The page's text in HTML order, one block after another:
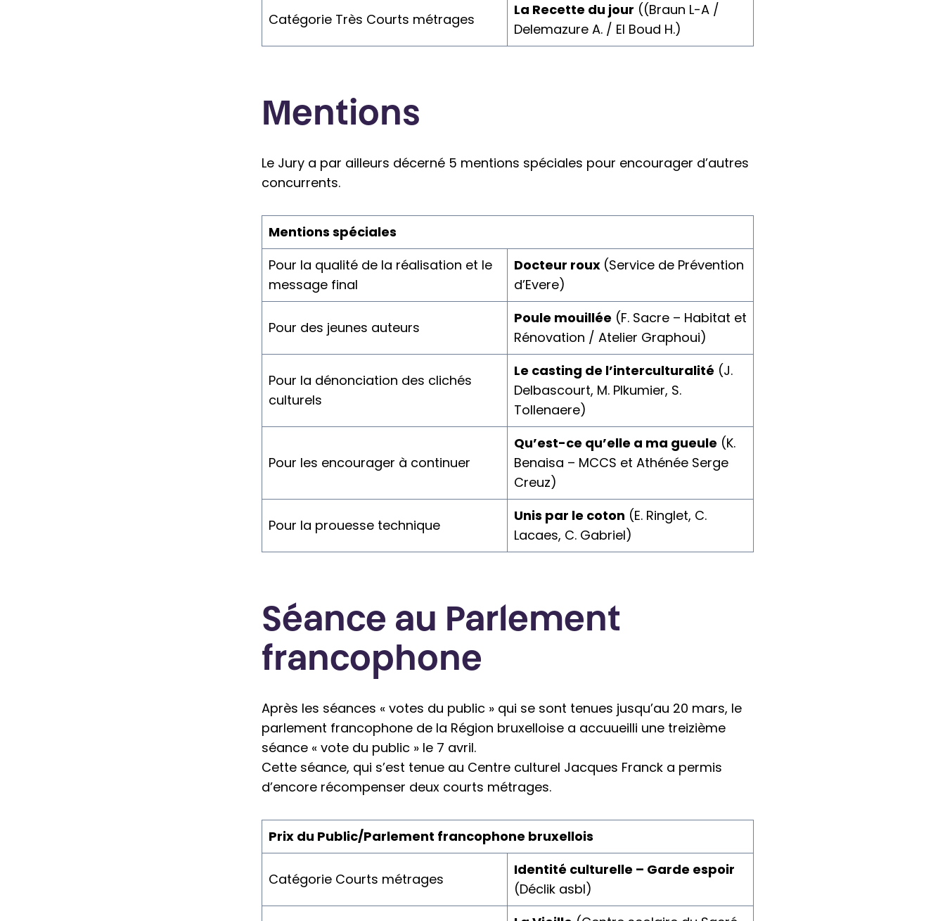
Catégorie Très Courts métrages
La Recette du jour ((Braun L-A /
Delemazure A. / El Boud H.)
Mentions
Le Jury a par ailleurs décerné 5 mentions spéciales pour encourager d’autres
concurrents.
Mentions spéciales
Pour la qualité de la réalisation et le
message final
Docteur roux (Service de Prévention
d’Evere)
Pour des jeunes auteurs
Poule mouillée (F. Sacre – Habitat et
Rénovation / Atelier Graphoui)
Pour la dénonciation des clichés
culturels
Le casting de l’interculturalité (J.
Delbascourt, M. Plkumier, S.
Tollenaere)
Pour les encourager à continuer
Qu’est-ce qu’elle a ma gueule (K.
Benaisa – MCCS et Athénée Serge
Creuz)
Pour la prouesse technique
Unis par le coton (E. Ringlet, C.
Lacaes, C. Gabriel)
Séance au Parlement
francophone
Après les séances « votes du public » qui se sont tenues jusqu’au 20 mars, le
parlement francophone de la Région bruxelloise a accuueilli une treizième
séance « vote du public » le 7 avril.
Cette séance, qui s’est tenue au Centre culturel Jacques Franck a permis
d’encore récompenser deux courts métrages.
Prix du Public/Parlement francophone bruxellois
Catégorie Courts métrages
Identité culturelle – Garde espoir
(Déclik asbl)